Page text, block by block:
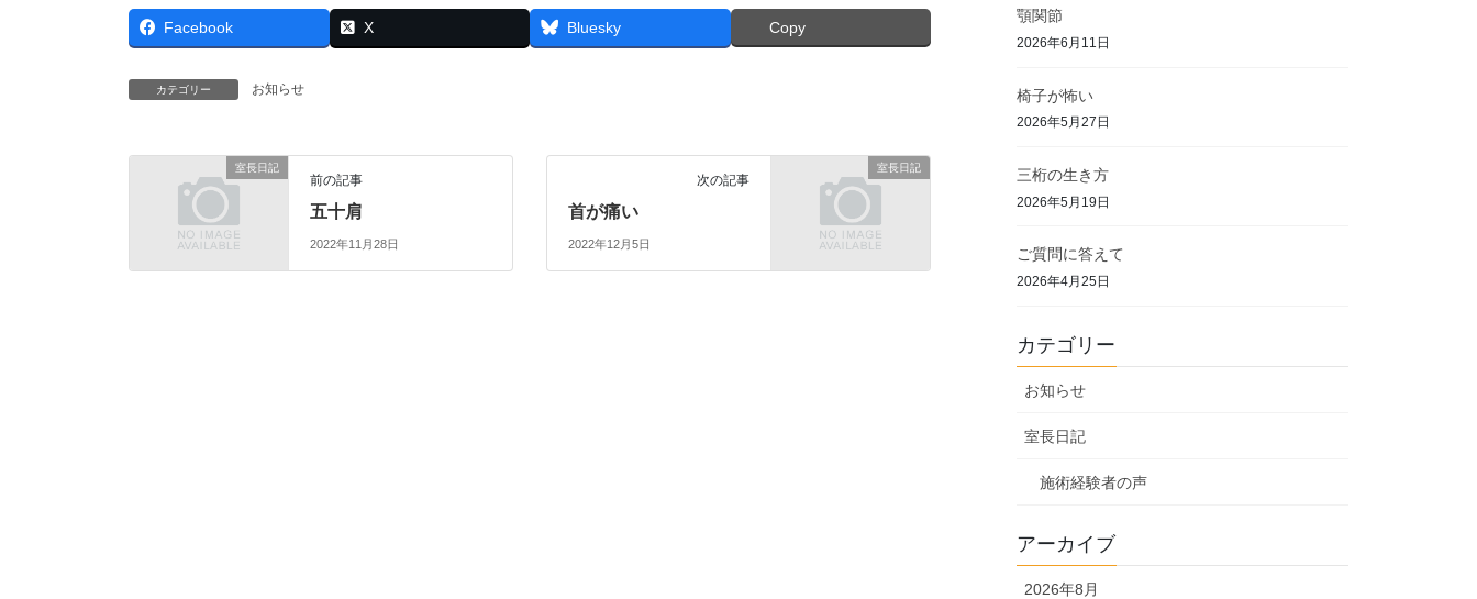
Facebook X Bluesky Copy
カテゴリー お知らせ
室長日記
前の記事
五十肩
2022年11月28日
室長日記
次の記事
首が痛い
2022年12月5日
顎関節
2026年6月11日
椅子が怖い
2026年5月27日
三桁の生き方
2026年5月19日
ご質問に答えて
2026年4月25日
カテゴリー
お知らせ
室長日記
施術経験者の声
アーカイブ
2026年8月